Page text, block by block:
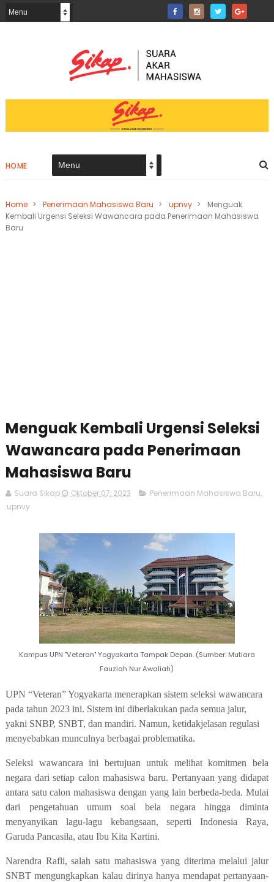
HOME
Home > Penerimaan Mahasiswa Baru > upnvy >
Menguak
Kembali Urgensi Seleksi Wawancara pada Penerimaan Mahasiswa
Baru
Menguak Kembali Urgensi Seleksi
Wawancara pada Penerimaan
Mahasiswa Baru
Suara Sikap Oktober 07, 2023 Penerimaan Mahasiswa Baru,
upnvy
Kampus UPN "Veteran" Yogyakarta Tampak Depan. (Sumber: Mutiara
Fauziah Nur Awaliah)
UPN “Veteran” Yogyakarta menerapkan sistem seleksi wawancara
pada tahun 2023 ini. Sistem ini diberlakukan pada semua jalur,
yakni SNBP, SNBT, dan mandiri. Namun, ketidakjelasan regulasi
menyebabkan munculnya berbagai problematika.
Seleksi wawancara ini bertujuan untuk melihat komitmen bela
negara dari setiap calon mahasiswa baru. Pertanyaan yang didapat
antara satu calon mahasiswa dengan yang lain berbeda-beda. Mulai
dari pengetahuan umum soal bela negara hingga diminta
menyanyikan lagu-lagu kebangsaan, seperti Indonesia Raya,
Garuda Pancasila, atau Ibu Kita Kartini.
Narendra Rafli, salah satu mahasiswa yang diterima melalui jalur
SNBT mengungkapkan kalau dirinya hanya mendapat pertanyaan-